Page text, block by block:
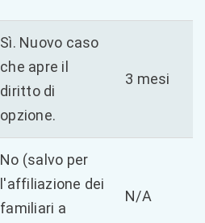
Sì. Nuovo caso
che apre il
diritto di
opzione.
3 mesi
No (salvo per
l'affiliazione dei
familiari a
N/A